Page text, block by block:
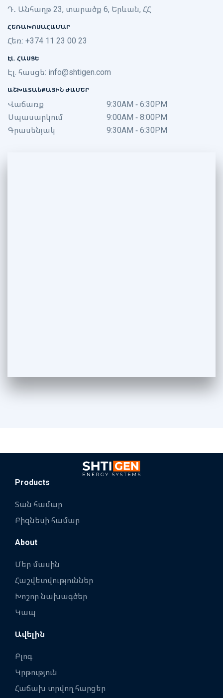
Դ․ Անհաղթ 23, տարածք 6, Երևան, ՀՀ
ՀԵՌԱԽՈՍԱՀԱՄԱՐ
Հեռ: +374 11 23 00 23
ԷԼ. ՀԱՍՑԵ
Էլ. հասցե: info@shtigen.com
ԱՇԽԱՏԱՆՔԱՅԻՆ ԺԱՄԵՐ
Վաճառք
9:30AM - 6:30PM
Սպասարկում
9:00AM - 8:00PM
Գրասենյակ
9:30AM - 6:30PM
Products
Տան համար
Բիզնեսի համար
About
Մեր մասին
Հաշվետվություններ
Խոշոր նախագծեր
Կապ
Ավելին
Բլոգ
Կրթություն
Հաճախ տրվող հարցեր